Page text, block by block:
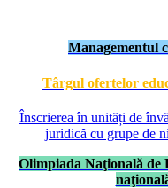
Managementul
Târgul ofertelor
Înscrierea în unități de
juridică cu grupe de
Olimpiada Naţională de